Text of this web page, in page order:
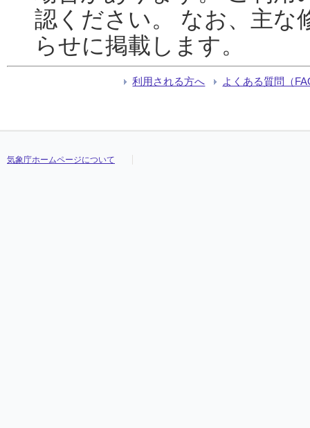
認ください。 なお、主な
らせに掲載します。
利用される方へ よくある質問（
気象庁ホームページについて